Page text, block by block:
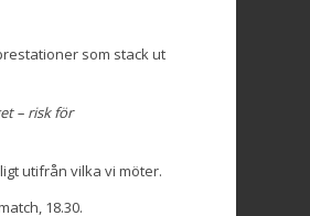
som stack ut
– risk för
utifrån vilka vi möter.
18.30.